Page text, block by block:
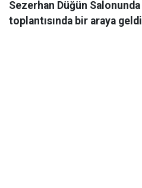
Sezerhan Düğün
toplantısında bir araya